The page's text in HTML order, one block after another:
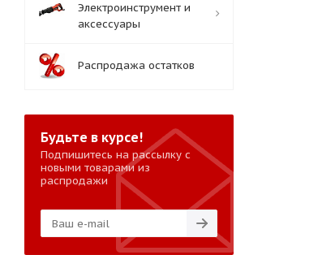
Электроинструмент и
аксессуары
Распродажа остатков
Будьте в курсе!
Подпишитесь на рассылку с
новыми товарами из
распродажи